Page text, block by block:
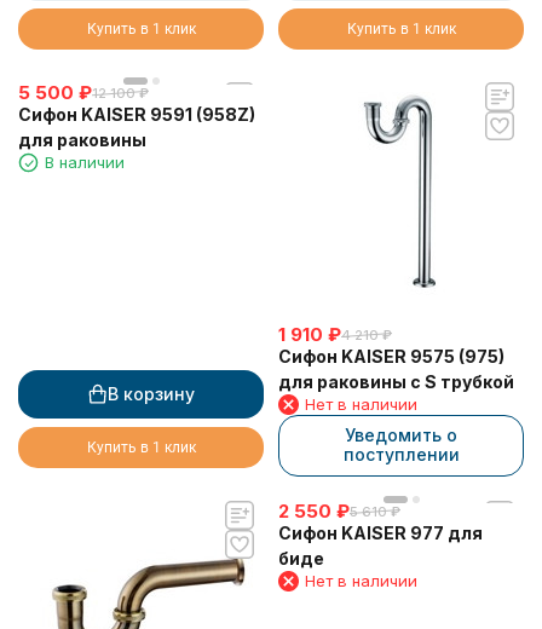
Купить в 1 клик Купить в 1 клик
5 500 ₽12 100 ₽
Сифон KAISER 9591 (958Z)
для раковины
В наличии
В корзину
Купить в 1 клик
1 910 ₽4 210 ₽
Сифон KAISER 9575 (975)
для раковины с S трубкой
Нет в наличии
Уведомить о
поступлении
2 550 ₽5 610 ₽
Сифон KAISER 977 для
биде
Нет в наличии